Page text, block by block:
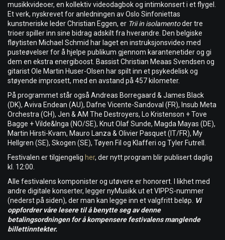
musikkvideoer, en kollektiv videodagbok og intimkonsert i et flygel.
Et verk, nyskrevet for anledningen av Oslo Sinfoniettas
kunstneriske leder Christian Eggen, er Trii in isolamentoder tre
trioer spiller inn sine bidrag adskilt fra hverandre. Den belgiske
fløytisten Michael Schmid har laget en instruksjonsvideo med
pusteøvelser for å hjelpe publikum gjennom karantenetider og gi
dem en ekstra energiboost. Bassist Christian Meaas Svendsen og
gitarist Ole Martin Huser-Olsen har spilt inn et psykedelisk og
støyende improsett, med en avstand på 457 kilometer.
På programmet står også Andreas Borregaard & James Black
(DK), Aviva Endean (AU), Dafne Vicente-Sandoval (FR), Insub Meta
Orchestra (CH), Jen & AM The Destroyers, Lo Kristenson + Tove
Bagge + Vilde&Inga (NO/SE), Knut Olaf Sunde, Magda Mayas (DE),
Martin Hirsti-Kvam, Mauro Lanza & Olivier Pasquet (IT/FR), My
Hellgren (SE), Skogen (SE), Tøyen Fil og Klafferi og Tyler Futrell.
Festivalen er tilgjengelig her, der nytt program blir publisert daglig
kl. 12:00.
Alle festivalens komponister og utøvere er honorert. I likhet med
andre digitale konserter, legger nyMusikk ut et VIPPS-nummer
(nederst på siden), der man kan legge inn et valgfritt beløp. Vi
oppfordrer våre lesere til å benytte seg av denne
betalingsordningen for å kompensere festivalens manglende
billettinntekter.